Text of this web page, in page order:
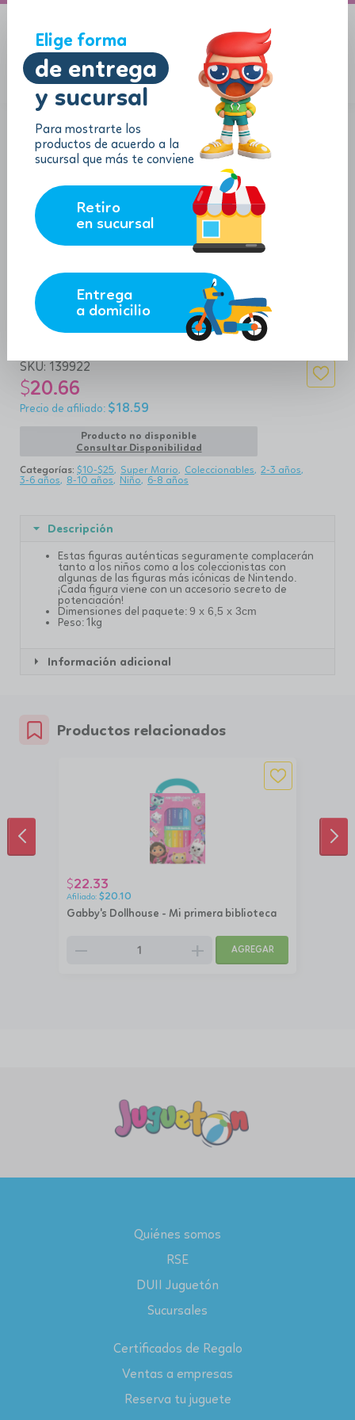
Elige forma
de entrega
y sucursal
Para mostrarte los
productos de acuerdo a la
sucursal que más te conviene
Retiro
en sucursal
Entrega
a domicilio
Figura de Acción Super Mario -
Koopa Paratroopa con Moneda
SKU: 139922
$20.66
$18.59
Producto no disponible
Consultar Disponibilidad
Categorías: $10-$25 Super Mario Coleccionables 2-3 años
3-6 años
8-10 años Niño 6-8 años
Descripción
Estas figuras auténticas seguramente complacerán
tanto a los niños como a los coleccionistas con
algunas de las figuras más icónicas de Nintendo.
¡Cada figura viene con un accesorio secreto de
potenciación!
Dimensiones del paquete:9 x 6,5 x 3cm
Peso: 1kg
Información adicional
Productos relacionados
Gabby's Dollhouse - Mi primera biblioteca
$22.33
$20.10
remove add AGREGAR
ANTERIOR
Quiénes somos
RSE
DUII Juguetón
Sucursales
Certificados de Regalo
Ventas a empresas
Reserva tu juguete